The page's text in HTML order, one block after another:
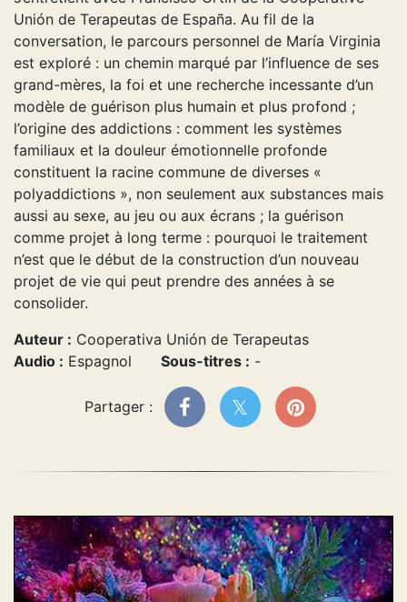
Unión de Terapeutas de España. Au fil de la
conversation, le parcours personnel de María Virginia
est exploré : un chemin marqué par l’influence de ses
grand-mères, la foi et une recherche incessante d’un
modèle de guérison plus humain et plus profond ;
l’origine des addictions : comment les systèmes
familiaux et la douleur émotionnelle profonde
constituent la racine commune de diverses «
polyaddictions », non seulement aux substances mais
aussi au sexe, au jeu ou aux écrans ; la guérison
comme projet à long terme : pourquoi le traitement
n’est que le début de la construction d’un nouveau
projet de vie qui peut prendre des années à se
consolider.
Auteur : Cooperativa Unión de Terapeutas
Audio : Espagnol Sous-titres : -
Partager :